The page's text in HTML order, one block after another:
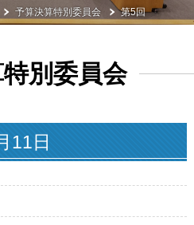
予算決算特別委員会 第5回
別委員会
11日